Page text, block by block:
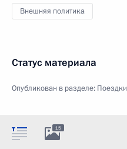
Внешняя политика
Статус материала
Опубликован в разделе: Поездки
15